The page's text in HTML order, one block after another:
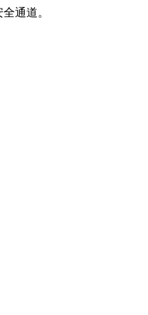
通道。